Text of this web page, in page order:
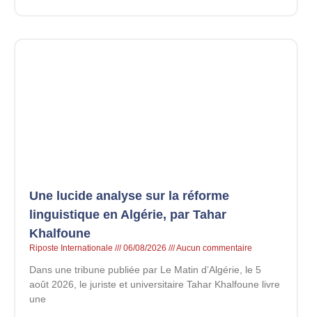
Une lucide analyse sur la réforme
linguistique en Algérie, par Tahar
Khalfoune
Riposte Internationale 06/08/2026 Aucun commentaire
Dans une tribune publiée par Le Matin d’Algérie, le 5
août 2026, le juriste et universitaire Tahar Khalfoune livre
une